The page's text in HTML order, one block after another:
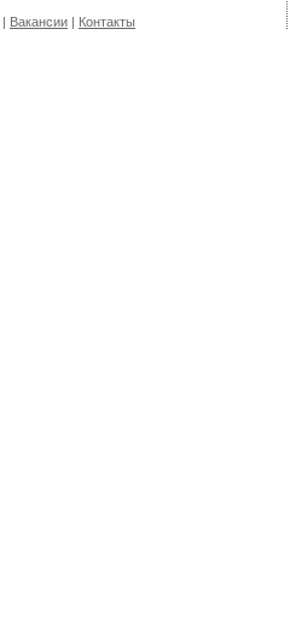
| Вакансии | Контакты